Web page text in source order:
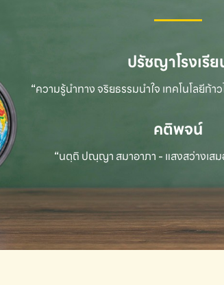
ปรัชญาโรงเรีย
“ความรู้นำทาง จริยธรรมนำใจ เทคโนโลยีก้า
คติพจน์
“นตฺถิ ปณฺญา สมาอาภา - แสงสว่างเ